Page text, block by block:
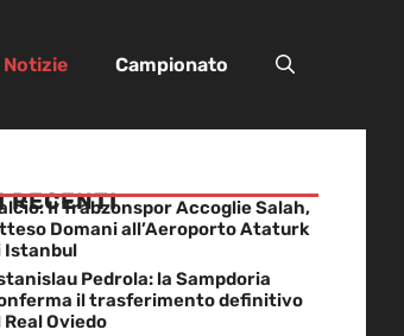
Notizie Campionato
RECENTI
Il Trabzonspor Accoglie Salah,
Domani all’Aeroporto Ataturk
Istanbul
Pedrola: la Sampdoria
il trasferimento definitivo
Real Oviedo